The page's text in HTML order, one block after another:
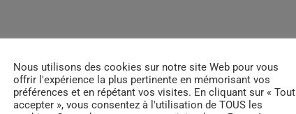
Nous utilisons des cookies sur notre site Web pour vous
offrir l'expérience la plus pertinente en mémorisant vos
préférences et en répétant vos visites. En cliquant sur « Tout
accepter », vous consentez à l'utilisation de TOUS les